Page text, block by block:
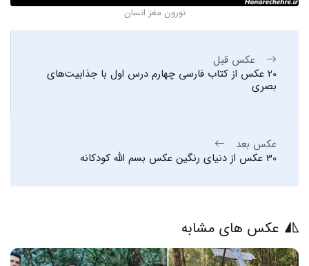
نورون مغز انسان
عکس قبل
20 عکس از کتاب فارسی چهارم درس اول با جذابیت‌های
بصری
عکس بعد
30 عکس از دنیای رنگین عکس بسم الله کودکانه
عکس های مشابه